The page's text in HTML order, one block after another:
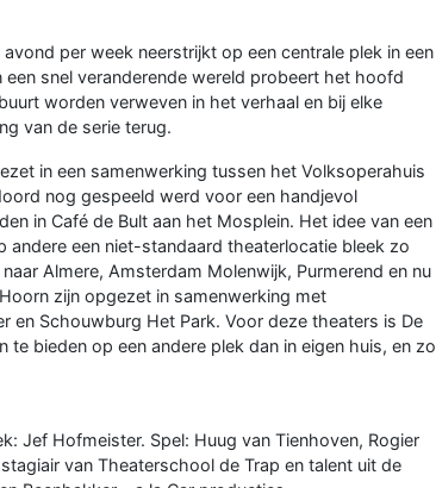
per week neerstrijkt op een centrale plek in een
snel veranderende wereld probeert het hoofd
worden verweven in het verhaal en bij elke
van de serie terug.
in een samenwerking tussen het Volksoperahuis
nog gespeeld werd voor een handjevol
in Café de Bult aan het Mosplein. Het idee van een
andere een niet-standaard theaterlocatie bleek zo
Almere, Amsterdam Molenwijk, Purmerend en nu
zijn opgezet in samenwerking met
en Schouwburg Het Park. Voor deze theaters is De
bieden op een andere plek dan in eigen huis, en zo
Jef Hofmeister. Spel: Huug van Tienhoven, Rogier
van Theaterschool de Trap en talent uit de